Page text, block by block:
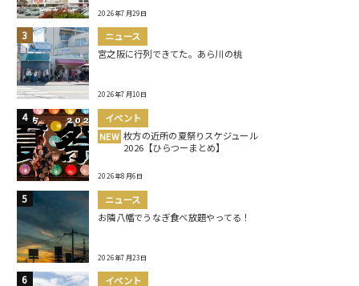
2026年7月29日
ニュース
宮之阪に行列できてた。あら川の桃
2026年7月10日
イベント
NEW 枚方の近所の夏祭りスケジュール
2026【ひらつーまとめ】
2026年8月6日
ニュース
お隣八幡でうなぎ食べ放題やってる！
2026年7月23日
イベント